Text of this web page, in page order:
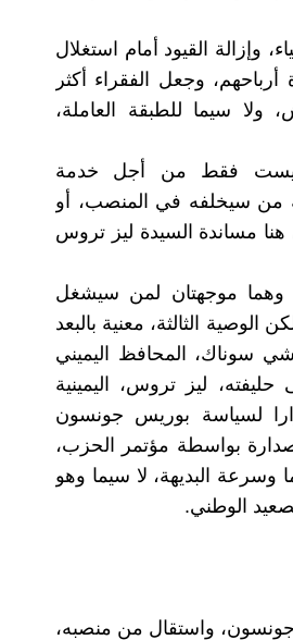
وإزالة القيود أمام استغلال
أرباحهم، وجعل الفقراء أكثر
ولا سيما للطبقة العاملة،
ليست فقط من أجل خدمة
من سيخلفه في المنصب، أو
هنا مساندة السيدة ليز تروس
وهما موجهتان لمن سيشغل
الثالثة، معنية بالبعد
سوناك، المحافظ اليميني
ليز تروس، اليمينية
لسياسة بوريس جونسون
بواسطة مؤتمر الحزب،
وسرعة البديهة، لا سيما وهو
الوطني.
واستقال من منصبه،